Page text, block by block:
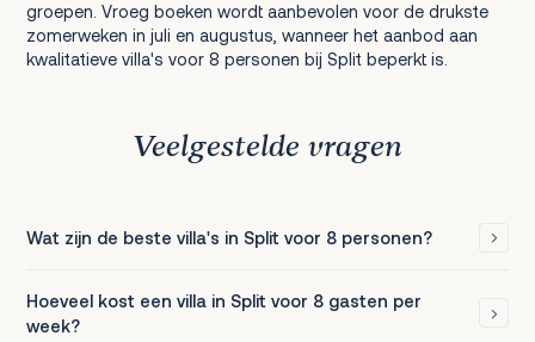
groepen. Vroeg boeken wordt aanbevolen voor de drukste
zomerweken in juli en augustus, wanneer het aanbod aan
kwalitatieve villa's voor 8 personen bij Split beperkt is.
Veelgestelde vragen
Wat zijn de beste villa's in Split voor 8 personen?
Hoeveel kost een villa in Split voor 8 gasten per
week?